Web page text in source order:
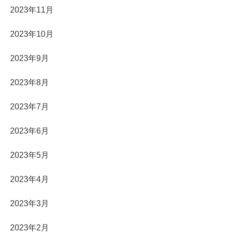
2023年11月
2023年10月
2023年9月
2023年8月
2023年7月
2023年6月
2023年5月
2023年4月
2023年3月
2023年2月